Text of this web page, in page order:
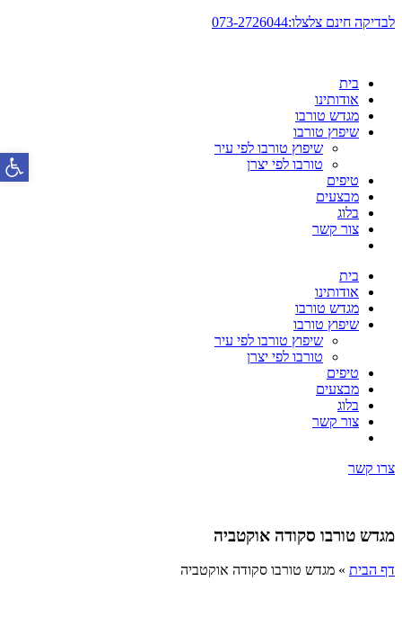
דלג
לבדיקה חינם צלצלו:073-2726044
בית
אודותינו
מגדש טורבו
שיפוץ טורבו
שיפוץ טורבו לפי עיר
טורבו לפי יצרן
טיפים
מבצעים
בלוג
צור קשר
בית
אודותינו
מגדש טורבו
שיפוץ טורבו
שיפוץ טורבו לפי עיר
טורבו לפי יצרן
טיפים
מבצעים
בלוג
צור קשר
צרו קשר
מגדש טורבו סקודה אוקטביה
דף הבית » מגדש טורבו סקודה אוקטביה
פתח